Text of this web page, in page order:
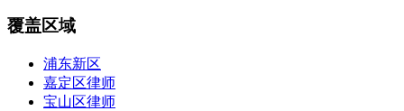
覆盖区域
浦东新区
嘉定区律师
宝山区律师